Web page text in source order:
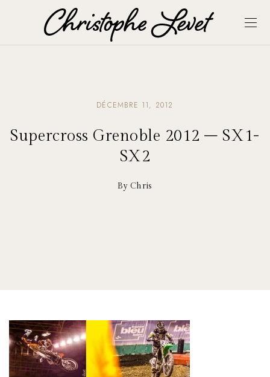
DÉCEMBRE 11, 2012
Supercross Grenoble 2012 – SX1-
SX2
By Chris